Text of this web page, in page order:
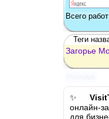
Всего
Теги
Загорье
✨
онлайн-
для